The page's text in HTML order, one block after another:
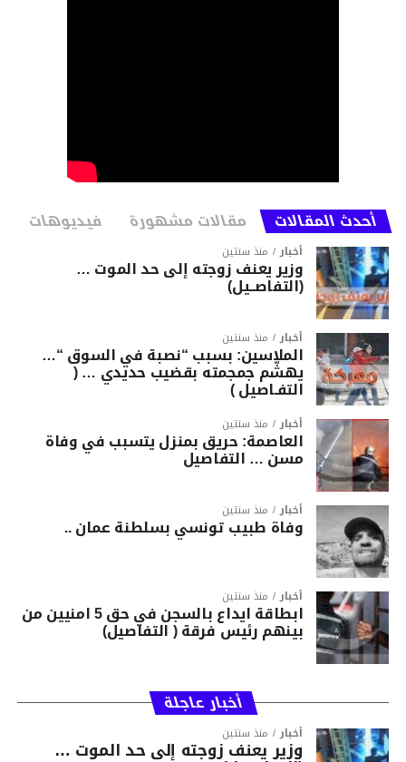
أحدث المقالات مقالات مشهورة فيديوهات
أخبار منذ سنتين
وزير يعنف زوجته إلى حد الموت …
(التفاصــيل)
أخبار منذ سنتين
الملاسين: بسبب “نصبة في السوق “…
يهشّم جمجمته بقضيب حديدي … (
التفـاصيل )
أخبار منذ سنتين
العاصمة: حريق بمنزل يتسبب في وفاة
مسن … التفاصيل
أخبار منذ سنتين
وفاة طبيب تونسي بسلطنة عمان ..
أخبار منذ سنتين
ابطاقة ايداع بالسجن في حق 5 امنيين من
بينهم رئيس فرقة ( التفاصيل)
أخبار عاجلة
أخبار منذ سنتين
وزير يعنف زوجته إلى حد الموت …